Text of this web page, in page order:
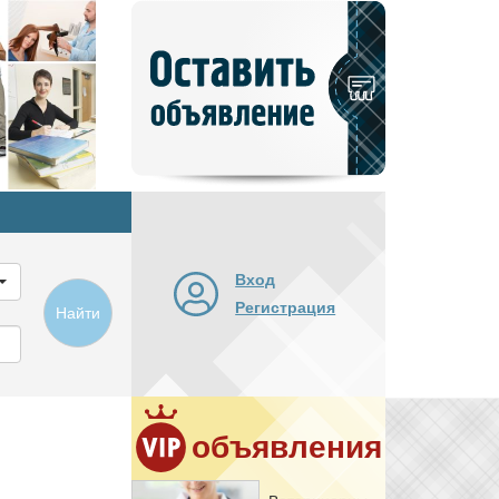
объявление
Найти
Вход
Регистрация
объявления